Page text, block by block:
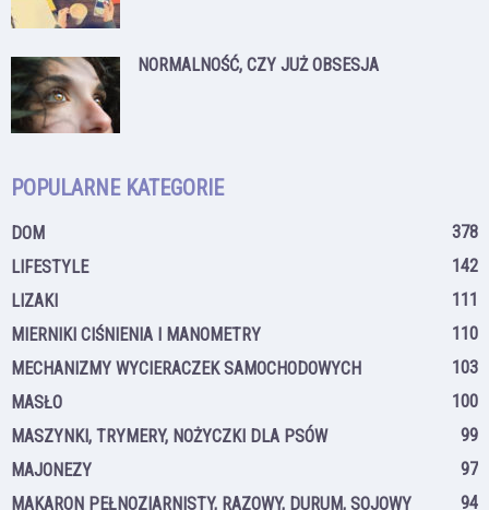
NORMALNOŚĆ, CZY JUŻ OBSESJA
POPULARNE KATEGORIE
DOM
378
LIFESTYLE
142
LIZAKI
111
MIERNIKI CIŚNIENIA I MANOMETRY
110
MECHANIZMY WYCIERACZEK SAMOCHODOWYCH
103
MASŁO
100
MASZYNKI, TRYMERY, NOŻYCZKI DLA PSÓW
99
MAJONEZY
97
MAKARON PEŁNOZIARNISTY, RAZOWY, DURUM, SOJOWY
94